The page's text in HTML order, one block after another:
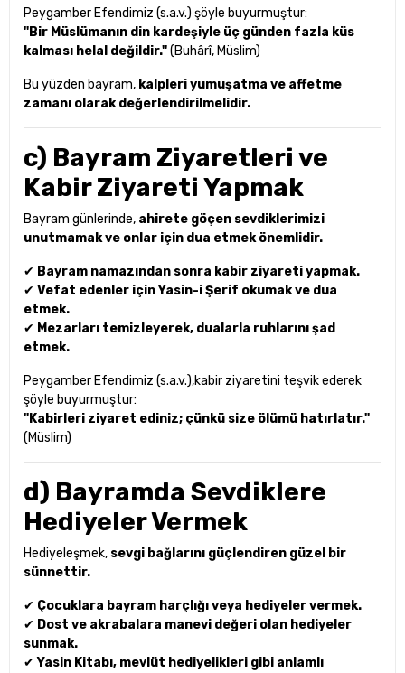
Peygamber Efendimiz (s.a.v.) şöyle buyurmuştur:
"Bir Müslümanın din kardeşiyle üç günden fazla küs
kalması helal değildir."(Buhârî, Müslim)
Bu yüzden bayram, kalpleri yumuşatma ve affetme
zamanı olarak değerlendirilmelidir.
c) Bayram Ziyaretleri ve
Kabir Ziyareti Yapmak
Bayram günlerinde, ahirete göçen sevdiklerimizi
unutmamak ve onlar için dua etmek önemlidir.
✔ Bayram namazından sonra kabir ziyareti yapmak.
✔ Vefat edenler için Yasin-i Şerif okumak ve dua
etmek.
✔ Mezarları temizleyerek, dualarla ruhlarını şad
etmek.
Peygamber Efendimiz (s.a.v.),kabir ziyaretini teşvik ederek
şöyle buyurmuştur:
"Kabirleri ziyaret ediniz; çünkü size ölümü hatırlatır."
(Müslim)
d) Bayramda Sevdiklere
Hediyeler Vermek
Hediyeleşmek, sevgi bağlarını güçlendiren güzel bir
sünnettir.
✔ Çocuklara bayram harçlığı veya hediyeler vermek.
✔ Dost ve akrabalara manevi değeri olan hediyeler
sunmak.
✔Yasin Kitabı, mevlüt hediyelikleri gibi anlamlı